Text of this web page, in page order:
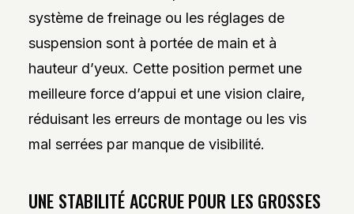
système de freinage ou les réglages de
suspension sont à portée de main et à
hauteur d’yeux. Cette position permet une
meilleure force d’appui et une vision claire,
réduisant les erreurs de montage ou les vis
mal serrées par manque de visibilité.
UNE STABILITÉ ACCRUE POUR LES GROSSES